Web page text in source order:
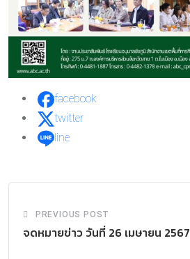
facebook
twitter
line
PREVIOUS POST
จดหมายข่าว วันที่ 26 เมษายน 2567